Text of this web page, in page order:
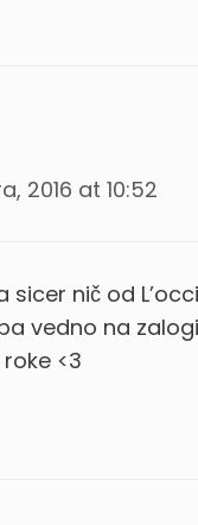
2016 at 10:52
sicer nič od
vedno na
<3